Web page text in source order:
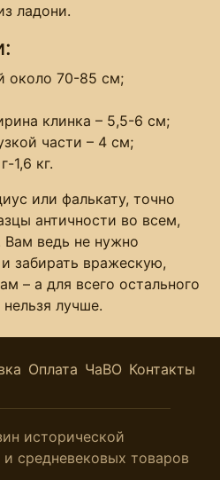
ладони.
около 70-85 см;
клинка – 5,5-6 см;
части – 4 см;
1,6 кг.
или фалькату, точно
античности во всем,
Вам ведь не нужно
забирать вражескую,
– а для всего остального
лучше.
Оплата ЧаВО Контакты
исторической
средневековых товаров